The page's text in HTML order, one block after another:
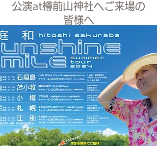
公演at樽前山神社へご来場の
皆様へ